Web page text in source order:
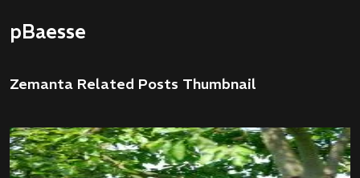
pBaesse
Zemanta Related Posts Thumbnail